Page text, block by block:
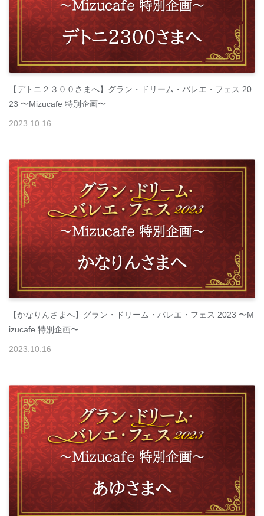
【デトニ２３００さまへ】グラン・ドリーム・バレエ・フェス 20
23 〜Mizucafe 特別企画〜
2023 10 16
【かなりんさまへ】グラン・ドリーム・バレエ・フェス 2023 〜M
izucafe 特別企画〜
2023 10 16